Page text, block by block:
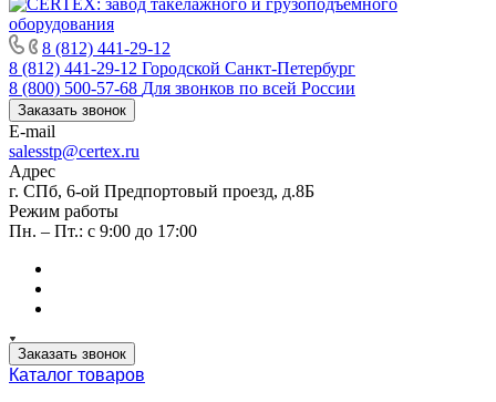
8 (812) 441-29-12
8 (812) 441-29-12 Городской Санкт-Петербург
8 (800) 500-57-68 Для звонков по всей России
Заказать звонок
E-mail
salesstp@certex.ru
Адрес
г. СПб, 6-ой Предпортовый проезд, д.8Б
Режим работы
Пн. – Пт.: с 9:00 до 17:00
Заказать звонок
Каталог товаров